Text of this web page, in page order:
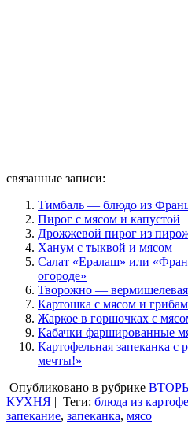
связанные записи:
Тимбаль — блюдо из
Пирог с мясом и капустой
Дрожжевой пирог из
Ханум с тыквой и мясом
Салат «Ералаш» или
огороде»
Творожно — вермишелевая
Картошка с мясом и
Жаркое в горшочках с
Кабачки фаршированные
Картофельная запеканка
мечты!»
Опубликовано в рубрике
КУХНЯ | Теги: блюда из
запекание, запеканка, мясо